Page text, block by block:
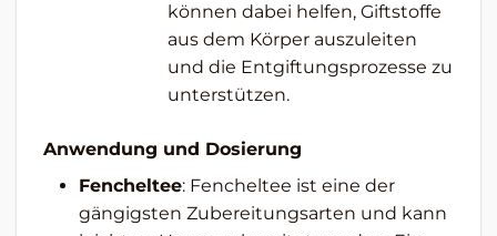
können dabei helfen, Giftstoffe
aus dem Körper auszuleiten
und die Entgiftungsprozesse zu
unterstützen.
Anwendung und Dosierung
Fencheltee: Fencheltee ist eine der
gängigsten Zubereitungsarten und kann